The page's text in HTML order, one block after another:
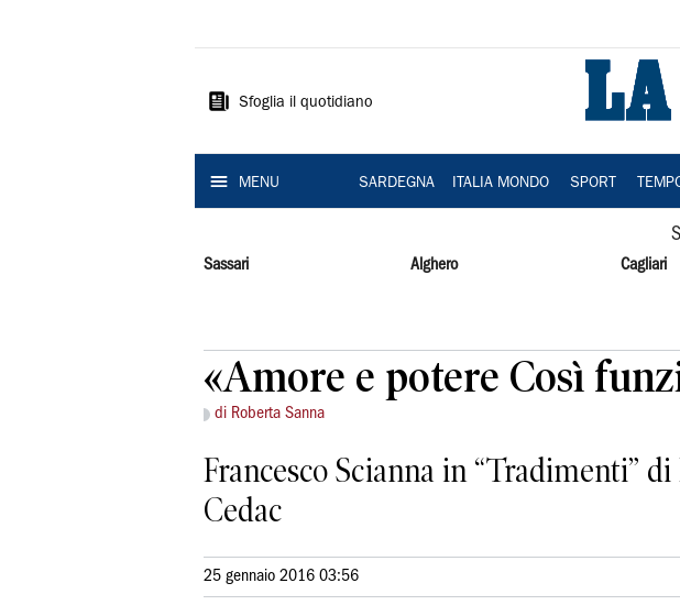
Sardegna
Sfoglia il quotidiano
MENU SARDEGNA ITALIA MONDO SPORT
Sassari Alghero Cagliari
«Amore e potere Così
di Roberta Sanna
Francesco Scianna in “Tradimenti”
Cedac
25 gennaio 2016 03:56